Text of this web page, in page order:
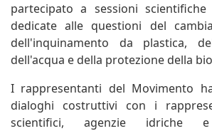
partecipato a sessioni
dedicate alle questioni del
dell'inquinamento da plastica,
dell'acqua e della protezione della
I rappresentanti del Movimento
dialoghi costruttivi con i
scientifici, agenzie idriche e